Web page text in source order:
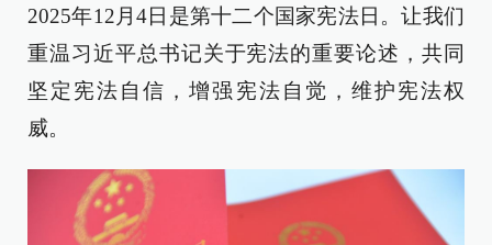
2025年12月4日是第十二个国家宪法日。让我们
重温习近平总书记关于宪法的重要论述，共同
坚定宪法自信，增强宪法自觉，维护宪法权
威。